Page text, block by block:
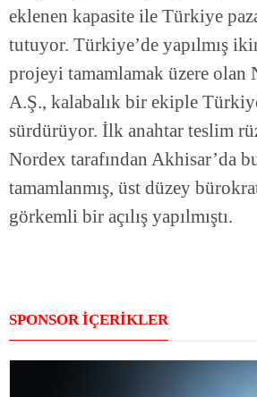
eklenen kapasite ile Türkiye
tutuyor. Türkiye’de yapılmış
projeyi tamamlamak üzere olan
A.Ş., kalabalık bir ekiple
sürdürüyor. İlk anahtar teslim
Nordex tarafından Akhisar’da
tamamlanmış, üst düzey
görkemli bir açılış yapılmıştı.
SPONSOR İÇERİKLER